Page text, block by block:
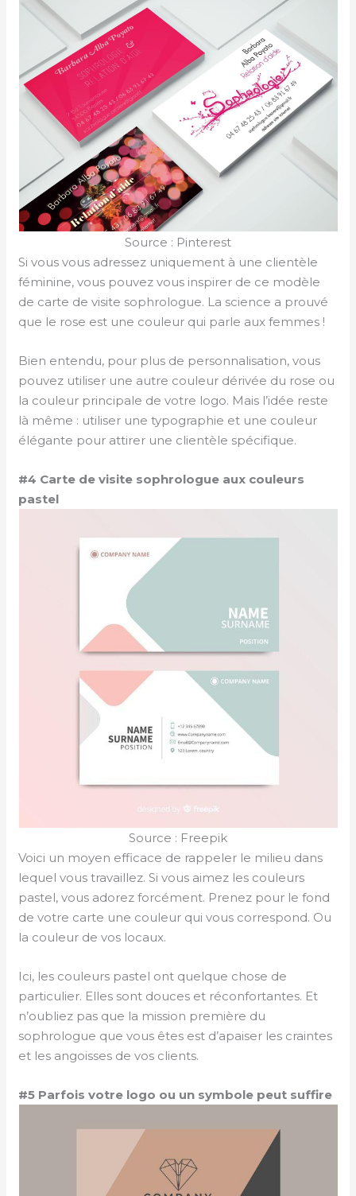
Source : Pinterest
Si vous vous adressez uniquement à une clientèle
féminine, vous pouvez vous inspirer de ce modèle
de carte de visite sophrologue. La science a prouvé
que le rose est une couleur qui parle aux femmes !
Bien entendu, pour plus de personnalisation, vous
pouvez utiliser une autre couleur dérivée du rose ou
la couleur principale de votre logo. Mais l’idée reste
là même : utiliser une typographie et une couleur
élégante pour attirer une clientèle spécifique.
#4 Carte de visite sophrologue aux couleurs
pastel
Source : Freepik
Voici un moyen efficace de rappeler le milieu dans
lequel vous travaillez. Si vous aimez les couleurs
pastel, vous adorez forcément. Prenez pour le fond
de votre carte une couleur qui vous correspond. Ou
la couleur de vos locaux.
Ici, les couleurs pastel ont quelque chose de
particulier. Elles sont douces et réconfortantes. Et
n’oubliez pas que la mission première du
sophrologue que vous êtes est d’apaiser les craintes
et les angoisses de vos clients.
#5 Parfois votre logo ou un symbole peut suffire